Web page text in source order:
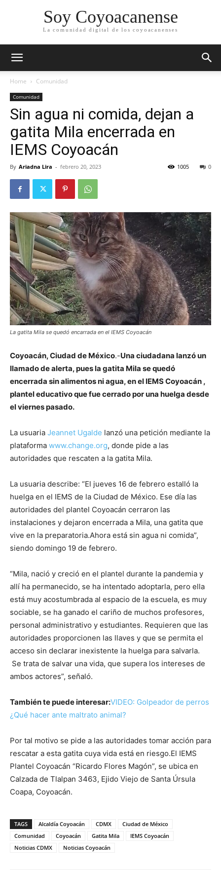
Soy Coyoacanense
La comunidad digital de los coyoacanenses
Home Comunidad
Comunidad
Sin agua ni comida, dejan a
gatita Mila encerrada en
IEMS Coyoacán
By Ariadna Lira - febrero 20, 2023 0
1005
La gatita Mila se quedó encarrada en el IEMS Coyoacán
Coyoacán, Ciudad de México.-Una ciudadana lanzó un
llamado de alerta, pues la gatita Mila se quedó
encerrada sin alimentos ni agua, en el IEMS Coyoacán ,
plantel educativo que fue cerrado por una huelga desde
el viernes pasado.
La usuaria Jeannet Ugalde lanzó una petición mediante la
plataforma www.change.org, donde pide a las
autoridades que rescaten a la gatita Mila.
La usuaria describe: “El jueves 16 de febrero estalló la
huelga en el IEMS de la Ciudad de México. Ese día las
autoridades del plantel Coyoacán cerraron las
instalaciones y dejaron encerrada a Mila, una gatita que
vive en la preparatoria.Ahora está sin agua ni comida”,
siendo domingo 19 de febrero.
“Mila, nació y creció en el plantel durante la pandemia y
allí ha permanecido, se ha intentado adoptarla, pero ella
está muy acostumbrada al espacio de la escuela, es muy
sociable, se ha ganado el cariño de muchos profesores,
personal administrativo y estudiantes. Requieren que las
autoridades proporcionen las llaves y que se permita el
acceso sin declarar inexistente la huelga para salvarla.
Se trata de salvar una vida, que supera los intereses de
ambos actores”, señaló.
También te puede interesar:VIDEO: Golpeador de perros
¿Qué hacer ante maltrato animal?
Por tal motivo se pide a las autoridades tomar acción para
rescatar a esta gatita cuya vida está en riesgo.El IEMS
Plantel Coyoacán “Ricardo Flores Magón”, se ubica en
Calzada de Tlalpan 3463, Ejido Viejo de Santa Úrsula
Coapa, Coyoacán.
TAGS Alcaldía Coyoacán CDMX
Ciudad de México
Comunidad
Coyoacán Gatita Mila
IEMS Coyoacán
Noticias CDMX
Noticias Coyoacán